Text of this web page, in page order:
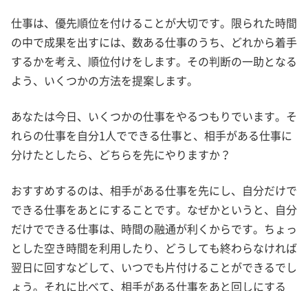
仕事は、優先順位を付けることが大切です。限られた時間
の中で成果を出すには、数ある仕事のうち、どれから着手
するかを考え、順位付けをします。その判断の一助となる
よう、いくつかの方法を提案します。
あなたは今日、いくつかの仕事をやるつもりでいます。そ
れらの仕事を自分1人でできる仕事と、相手がある仕事に
分けたとしたら、どちらを先にやりますか？
おすすめするのは、相手がある仕事を先にし、自分だけで
できる仕事をあとにすることです。なぜかというと、自分
だけでできる仕事は、時間の融通が利くからです。ちょっ
とした空き時間を利用したり、どうしても終わらなければ
翌日に回すなどして、いつでも片付けることができるでし
ょう。それに比べて、相手がある仕事をあと回しにする